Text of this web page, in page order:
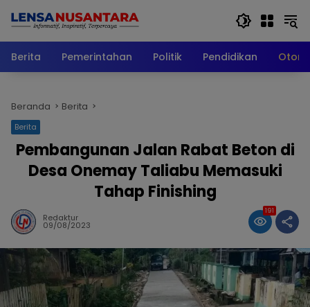
Berita
Pemerintahan Politik Pendidikan
Beranda Berita
Berita
Pembangunan Jalan Rabat Beton di
Desa Onemay Taliabu Memasuki
Tahap Finishing
Redaktur
09/08/2023
191